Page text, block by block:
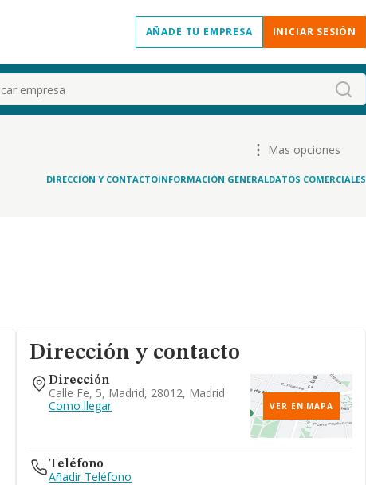
AÑADE TU EMPRESA INICIAR SESIÓN
Mas opciones
DIRECCIÓN Y CONTACTOINFORMACIÓN GENERALDATOS COMERCIALES
Dirección y contacto
Dirección
Calle Fe, 5, Madrid, 28012, Madrid
Como llegar
VER EN MAPA
Teléfono
Añadir Teléfono